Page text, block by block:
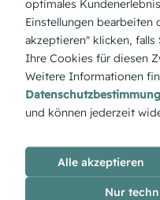
Produktbeschreibung
„Auffällig“ – Kräftige
laut nach Party!
optimales
Einstellungen bearbeiten
akzeptieren" klicken,
Ihre Cookies für diesen
Weitere Informationen
und können jederzeit
Alle akzeptieren
Nur